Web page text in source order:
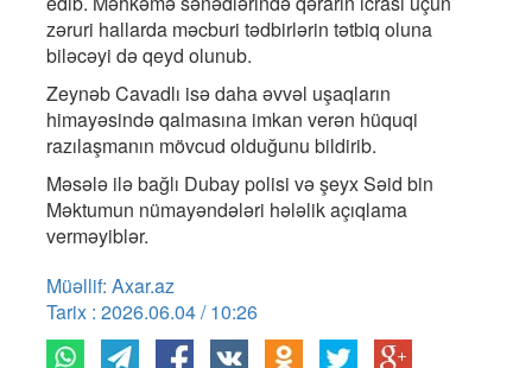
zəruri hallarda məcburi tədbirlərin tətbiq oluna
biləcəyi də qeyd olunub.
Zeynəb Cavadlı isə daha əvvəl uşaqların
himayəsində qalmasına imkan verən hüquqi
razılaşmanın mövcud olduğunu bildirib.
Məsələ ilə bağlı Dubay polisi və şeyx Səid bin
Məktumun nümayəndələri hələlik açıqlama
verməyiblər.
Müəllif: Axar.az
Tarix : 2026.06.04 / 10:26